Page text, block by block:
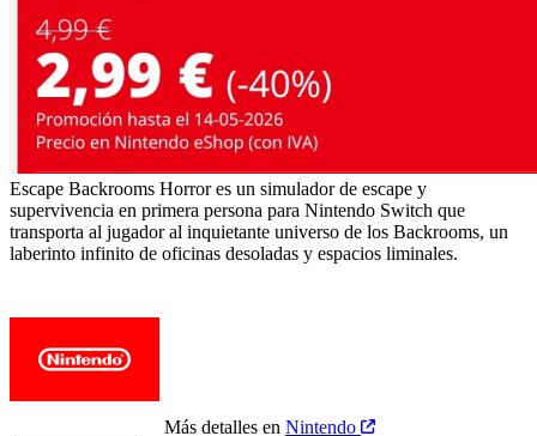
Escape Backrooms Horror es un simulador de escape y
supervivencia en primera persona para Nintendo Switch que
transporta al jugador al inquietante universo de los Backrooms, un
laberinto infinito de oficinas desoladas y espacios liminales.
Más detalles en Nintendo